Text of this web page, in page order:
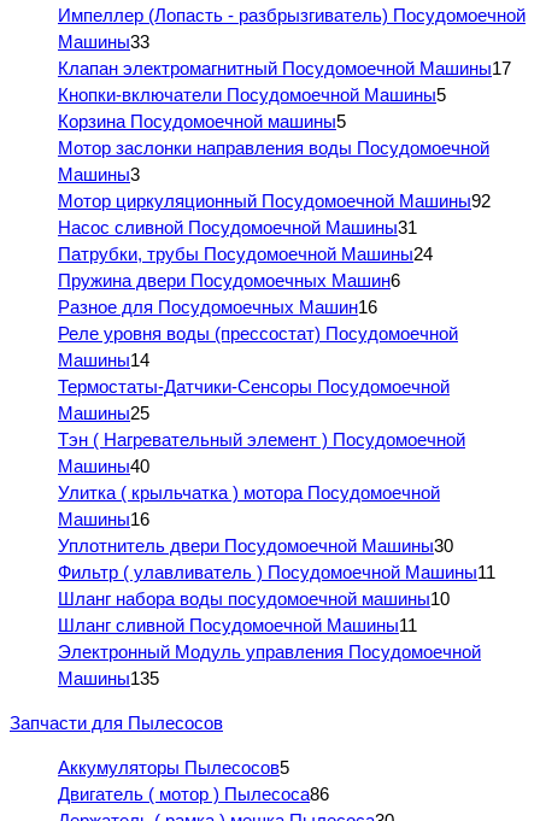
Импеллер (Лопасть - разбрызгиватель) Посудомоечной
Машины33
Клапан электромагнитный Посудомоечной Машины17
Кнопки-включатели Посудомоечной Машины5
Корзина Посудомоечной машины5
Мотор заслонки направления воды Посудомоечной
Машины3
Мотор циркуляционный Посудомоечной Машины92
Насос сливной Посудомоечной Машины31
Патрубки, трубы Посудомоечной Машины24
Пружина двери Посудомоечных Машин6
Разное для Посудомоечных Машин16
Реле уровня воды (прессостат) Посудомоечной
Машины14
Термостаты-Датчики-Сенсоры Посудомоечной
Машины25
Тэн ( Нагревательный элемент ) Посудомоечной
Машины40
Улитка ( крыльчатка ) мотора Посудомоечной
Машины16
Уплотнитель двери Посудомоечной Машины30
Фильтр ( улавливатель ) Посудомоечной Машины11
Шланг набора воды посудомоечной машины10
Шланг сливной Посудомоечной Машины11
Электронный Модуль управления Посудомоечной
Машины135
Запчасти для Пылесосов
Аккумуляторы Пылесосов5
Двигатель ( мотор ) Пылесоса86